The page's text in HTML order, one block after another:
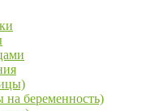
на беременность)